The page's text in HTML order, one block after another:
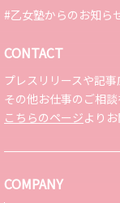
#乙女塾からのお知ら
CONTACT
プレスリリースや記事
その他お仕事のご相談
こちらのページより
COMPANY